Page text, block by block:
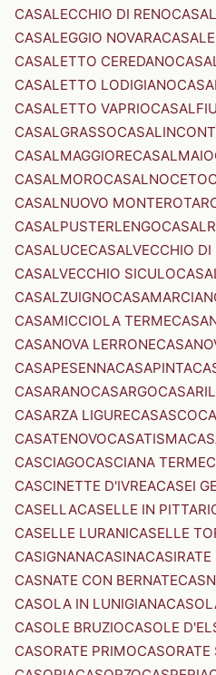
CASALECCHIO DI RENO
CASALEGGIO NOVARA
CASALETTO CEREDANO
CASALETTO LODIGIANO
CASALETTO VAPRIO
CASALGRASSO
CASALMAGGIORE
CASALMOROCASALNOCETO
CASALNUOVO
CASALPUSTERLENGO
CASALUCECASALVECCHIO DI
CASALVECCHIO SICULO
CASALZUIGNO
CASAMICCIOLA TERME
CASANOVA LERRONE
CASAPESENNACASAPINTA
CASARANOCASARGO
CASARZA LIGURECASASCO
CASATENOVOCASATISMA
CASCIAGOCASCIANA TERME
CASCINETTE D'IVREACASEI
CASELLACASELLE IN PITTARI
CASELLE LURANICASELLE
CASIGNANACASINACASIRATE
CASNATE CON BERNATE
CASOLA IN LUNIGIANA
CASOLE BRUZIOCASOLE
CASORATE PRIMOCASORATE